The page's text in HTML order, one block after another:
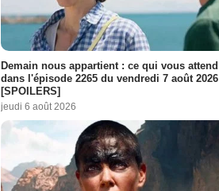
Demain nous appartient : ce qui vous attend
dans l'épisode 2265 du vendredi 7 août 2026
[SPOILERS]
jeudi 6 août 2026